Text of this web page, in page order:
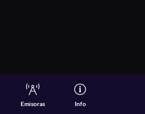
Emisoras Info